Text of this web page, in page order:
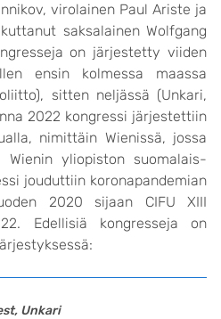
virolainen Paul Ariste ja
saksalainen Wolfgang
on järjestetty viiden
ensin kolmessa maassa
sitten neljässä (Unkari,
2022 kongressi järjestettiin
nimittäin Wienissä, jossa
yliopiston suomalais-
jouduttiin koronapandemian
2020 sijaan CIFU XIII
Edellisiä kongresseja on
Unkari